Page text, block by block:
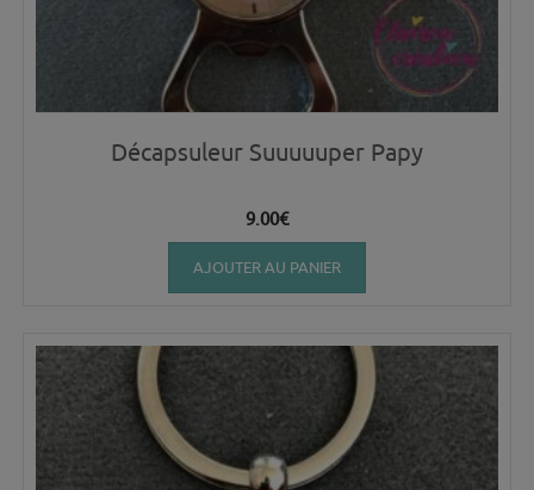
Décapsuleur Suuuuuper Papy
9.00€
AJOUTER AU PANIER